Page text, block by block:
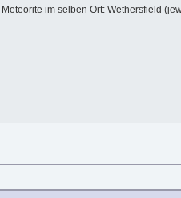
im selben Ort: Wethersfield